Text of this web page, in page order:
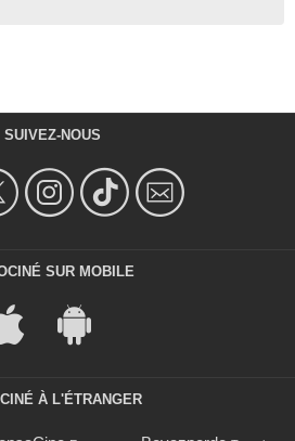
SUIVEZ-NOUS
SUR MOBILE
À L'ÉTRANGER